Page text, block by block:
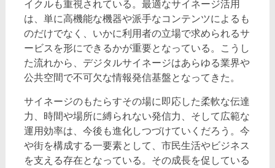
イクルも重視されている。最適なサイネージ活用
は、単に高機能な機器や派手なコンテンツによるも
のだけでなく、いかに利用者の立場で求められるサ
ービスを形にできるかが重要となっている。こうし
た流れから、デジタルサイネージはあらゆる業界や
公共空間で不可欠な情報発信基盤となってきた。
サイネージのもたらすその場に即応した柔軟な伝達
力、時間や場所に縛られない発信力、そして広範な
運用効率は、今後も進化しつづけていくだろう。今
や街を構成する一要素として、市民生活やビジネス
を支える存在となっている。その成長を促している